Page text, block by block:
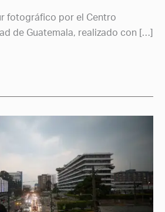
fotográfico por el Centro
de Guatemala, realizado con […]